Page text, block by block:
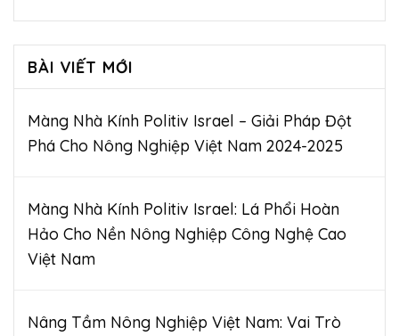
BÀI VIẾT MỚI
Màng Nhà Kính Politiv Israel – Giải Pháp Đột
Phá Cho Nông Nghiệp Việt Nam 2024-2025
Màng Nhà Kính Politiv Israel: Lá Phổi Hoàn
Hảo Cho Nền Nông Nghiệp Công Nghệ Cao
Việt Nam
Nâng Tầm Nông Nghiệp Việt Nam: Vai Trò